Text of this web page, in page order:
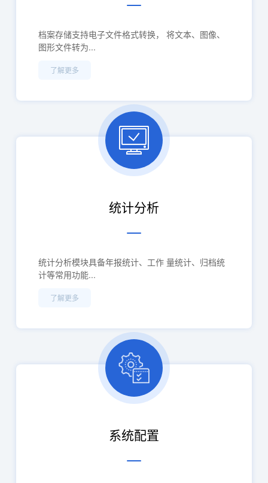
档案存储支持电子文件格式转换， 将文本、图像、
图形文件转为...
了解更多
统计分析
统计分析模块具备年报统计、工作 量统计、归档统
计等常用功能...
了解更多
系统配置